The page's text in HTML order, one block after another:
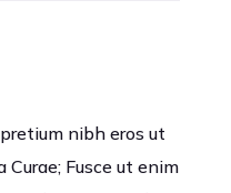
nibh eros ut
Fusce ut enim